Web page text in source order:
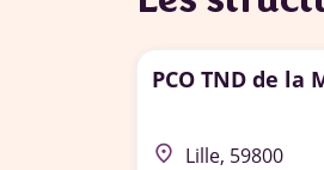
PCO TND de la
place Lille, 59800